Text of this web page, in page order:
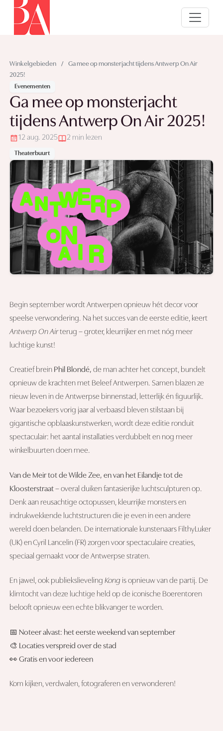
Winkelgebieden /
Ga mee op monsterjacht tijdens Antwerp On Air
2025!
Evenementen
Ga mee op monsterjacht
tijdens Antwerp On Air 2025!
12 aug. 2025 2 min lezen
Theaterbuurt
Begin september wordt Antwerpen opnieuw hét decor voor
speelse verwondering. Na het succes van de eerste editie, keert
Antwerp On Airterug – groter, kleurrijker en met nóg meer
luchtige kunst!
Creatief brein Phil Blondé, de man achter het concept, bundelt
opnieuw de krachten met Beleef Antwerpen. Samen blazen ze
nieuw leven in de Antwerpse binnenstad, letterlijk én figuurlijk.
Waar bezoekers vorig jaar al verbaasd bleven stilstaan bij
gigantische opblaaskunstwerken, wordt deze editie ronduit
spectaculair: het aantal installaties verdubbelt en nog meer
winkelbuurten doen mee.
Van de Meir tot de Wilde Zee, en van het Eilandje tot de
Kloosterstraat– overal duiken fantasierijke luchtsculpturen op.
Denk aan reusachtige octopussen, kleurrijke monsters en
indrukwekkende luchtstructuren die je even in een andere
wereld doen belanden. De internationale kunstenaars FilthyLuker
(UK) en Cyril Lancelin (FR) zorgen voor spectaculaire creaties,
speciaal gemaakt voor de Antwerpse straten.
En jawel, ook publiekslievelingKong is opnieuw van de partij. De
klimtocht van deze luchtige held op de iconische Boerentoren
belooft opnieuw een echte blikvanger te worden.
📅 Noteer alvast: het eerste weekend van september
🎨 Locaties verspreid over de stad
👀Gratis en voor iedereen
Kom kijken, verdwalen, fotograferen en verwonderen!